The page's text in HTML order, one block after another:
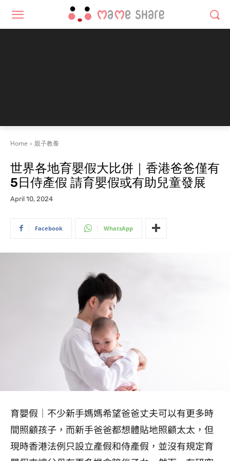
Home 親子教養
世界各地育嬰假大比併｜香港爸爸僅有
5日侍產假 請育嬰假或有助兒童發展
April 10, 2024
Facebook WhatsApp
育嬰假｜不少新手媽媽希望爸爸丈夫可以有更多時
間照顧孩子，而新手爸爸都想體貼地照顧太太，但
現時香港法例只設立產假和侍產假，並沒有規定育